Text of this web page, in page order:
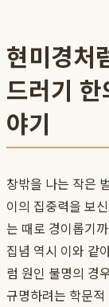
현미경처
드러기
야기
창밖을 나는 작은
이의 집중력을 보
는 때로 경이롭기
집념 역시 이와 같
럼 원인 불명의 경
규명하려는 학문